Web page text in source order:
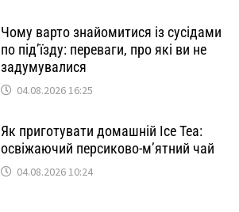
Чому варто знайомитися із сусідами
по під’їзду: переваги, про які ви не
задумувалися
04.08.2026 16:25
Як приготувати домашній Ice Tea:
освіжаючий персиково-м’ятний чай
04.08.2026 10:24